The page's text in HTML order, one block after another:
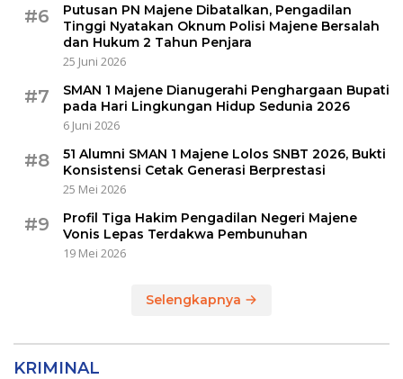
#6
Putusan PN Majene Dibatalkan, Pengadilan
Tinggi Nyatakan Oknum Polisi Majene Bersalah
dan Hukum 2 Tahun Penjara
25 Juni 2026
#7
SMAN 1 Majene Dianugerahi Penghargaan Bupati
pada Hari Lingkungan Hidup Sedunia 2026
6 Juni 2026
#8
51 Alumni SMAN 1 Majene Lolos SNBT 2026, Bukti
Konsistensi Cetak Generasi Berprestasi
25 Mei 2026
#9
Profil Tiga Hakim Pengadilan Negeri Majene
Vonis Lepas Terdakwa Pembunuhan
19 Mei 2026
Selengkapnya
KRIMINAL